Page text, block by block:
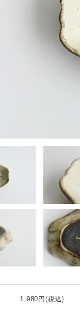
1,980円(税込)